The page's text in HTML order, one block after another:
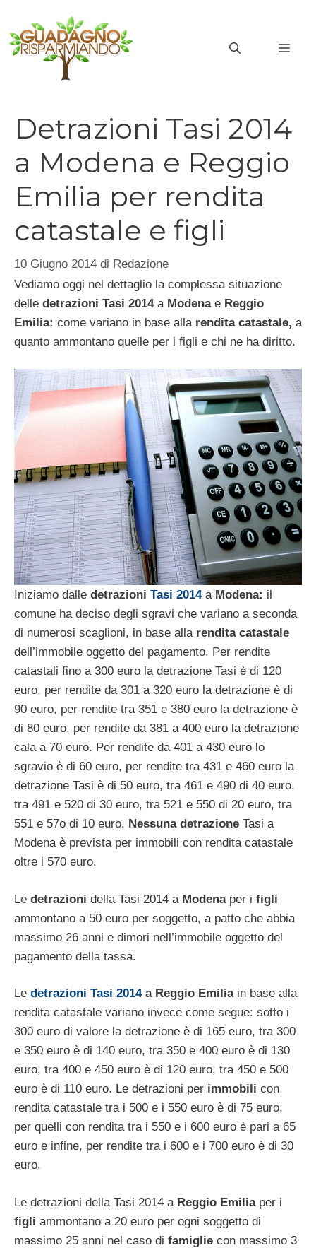
contenuto
Detrazioni Tasi 2014
a Modena e Reggio
Emilia per rendita
catastale e figli
10 Giugno 2014 di Redazione
Vediamo oggi nel dettaglio la complessa situazione
delle detrazioni Tasi 2014a Modenae Reggio
Emilia: come variano in base alla rendita catastale, a
quanto ammontano quelle per i figli e chi ne ha diritto.
Iniziamo dalle detrazioni Tasi 2014a Modena: il
comune ha deciso degli sgravi che variano a seconda
di numerosi scaglioni, in base alla rendita catastale
dell’immobile oggetto del pagamento. Per rendite
catastali fino a 300 euro la detrazione Tasi è di 120
euro, per rendite da 301 a 320 euro la detrazione è di
90 euro, per rendite tra 351 e 380 euro la detrazione è
di 80 euro, per rendite da 381 a 400 euro la detrazione
cala a 70 euro. Per rendite da 401 a 430 euro lo
sgravio è di 60 euro, per rendite tra 431 e 460 euro la
detrazione Tasi è di 50 euro, tra 461 e 490 di 40 euro,
tra 491 e 520 di 30 euro, tra 521 e 550 di 20 euro, tra
551 e 57o di 10 euro. Nessuna detrazione Tasi a
Modena è prevista per immobili con rendita catastale
oltre i 570 euro.
Le detrazioni della Tasi 2014 a Modenaper i figli
ammontano a 50 euro per soggetto, a patto che abbia
massimo 26 anni e dimori nell’immobile oggetto del
pagamento della tassa.
Le detrazioni Tasi 2014a Reggio Emiliain base alla
rendita catastale variano invece come segue: sotto i
300 euro di valore la detrazione è di 165 euro, tra 300
e 350 euro è di 140 euro, tra 350 e 400 euro è di 130
euro, tra 400 e 450 euro è di 120 euro, tra 450 e 500
euro è di 110 euro. Le detrazioni per immobili con
rendita catastale tra i 500 e i 550 euro è di 75 euro,
per quelli con rendita tra i 550 e i 600 euro è pari a 65
euro e infine, per rendite tra i 600 e i 700 euro è di 30
euro.
Le detrazioni della Tasi 2014 a Reggio Emiliaper i
figli ammontano a 20 euro per ogni soggetto di
massimo 25 anni nel caso di famiglie con massimo 3